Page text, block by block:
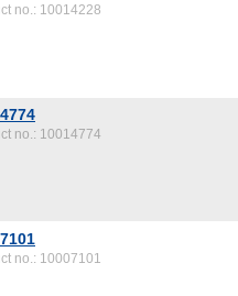
no.: 10014228
no.: 10014774
no.: 10007101